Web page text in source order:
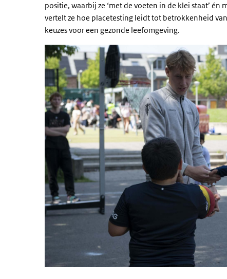
positie, waarbij ze ‘met de voeten in de klei staat’
vertelt ze hoe placetesting leidt tot betrokkenheid
keuzes voor een gezonde leefomgeving.